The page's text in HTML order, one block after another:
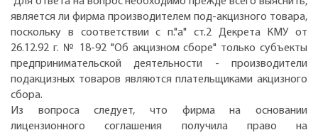
является ли фирма производителем под-акцизного товара,
поскольку в соответствии с п."а" ст.2 Декрета КМУ от
26.12.92 г. № 18-92 "Об акцизном сборе" только субъекты
предпринимательской деятельности - производители
подакцизных товаров являются плательщиками акцизного
сбора.
Из вопроса следует, что фирма на основании
лицензионного соглашения получила право на